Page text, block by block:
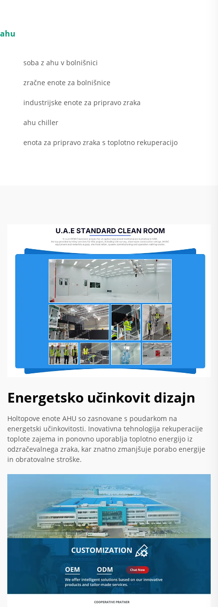
ahu
soba z ahu v bolnišnici
zračne enote za bolnišnice
industrijske enote za pripravo zraka
ahu chiller
enota za pripravo zraka s toplotno rekuperacijo
Energetsko učinkovit dizajn
Holtopove enote AHU so zasnovane s poudarkom na
energetski učinkovitosti. Inovativna tehnologija rekuperacije
toplote zajema in ponovno uporablja toplotno energijo iz
odzračevalnega zraka, kar znatno zmanjšuje porabo energije
in obratovalne stroške.